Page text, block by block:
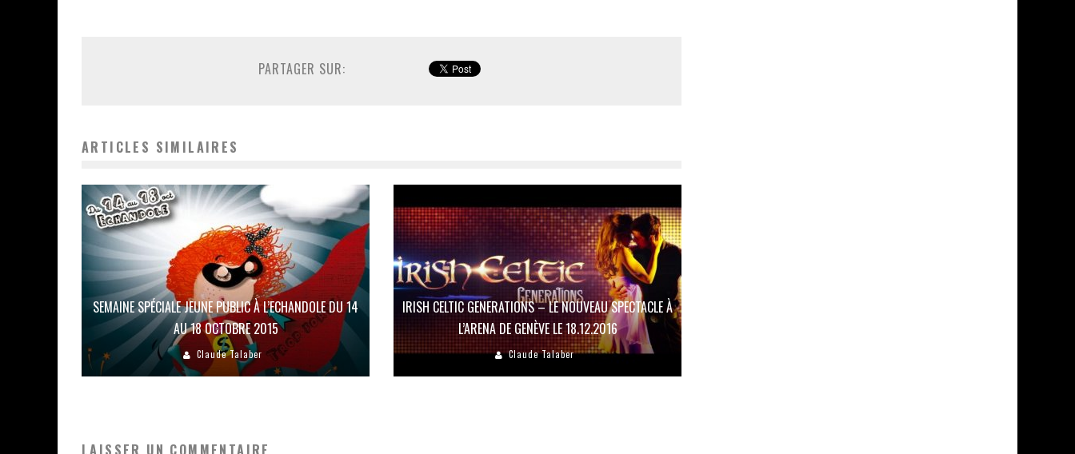
PARTAGER SUR:
ARTICLES SIMILAIRES
SEMAINE SPÉCIALE JEUNE PUBLIC À L’ECHANDOLE DU 14
AU 18 OCTOBRE 2015
Claude Talaber
IRISH CELTIC GENERATIONS – LE NOUVEAU SPECTACLE À
L’ARENA DE GENÈVE LE 18.12.2016
Claude Talaber
LAISSER UN COMMENTAIRE